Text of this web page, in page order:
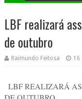
LBF realizará
de outubro
Raimundo Feitosa 16
LBF REALIZARÁ